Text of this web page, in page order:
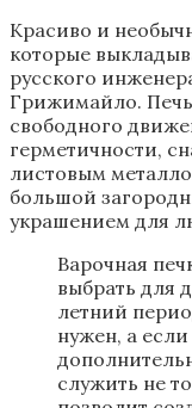
Красиво и
которые
русского
Грижимайло.
свободного
герметичности,
листовым
большой
украшением для
Варочная
выбрать для
летний
нужен, а
служить не